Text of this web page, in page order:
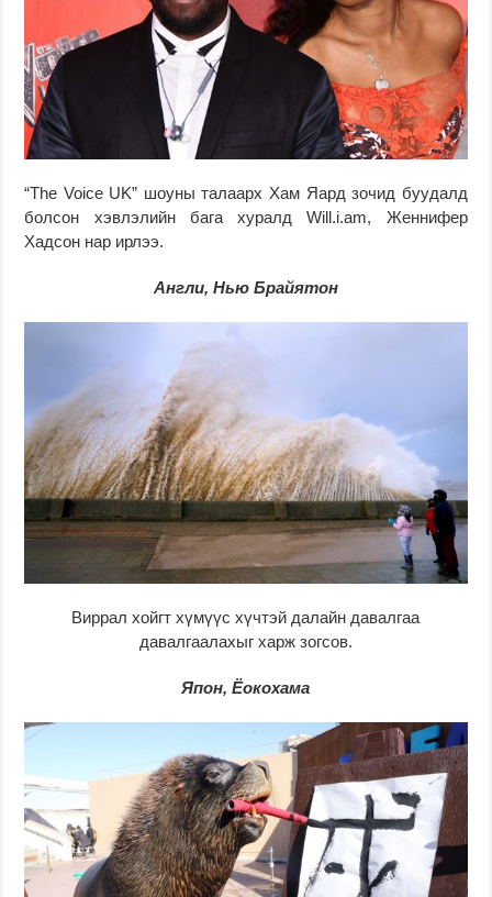
“The Voice UK” шоуны талаарх Хам Яард зочид буудалд
болсон хэвлэлийн бага хуралд Will.i.am, Женнифер
Хадсон нар ирлээ.
Англи, Нью Брайятон
Виррал хойгт хүмүүс хүчтэй далайн давалгаа
давалгаалахыг харж зогсов.
Япон, Ёокохама